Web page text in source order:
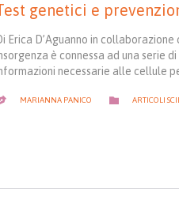
genetici e
Erica D’Aguanno in
è connessa ad una serie
necessarie alle cellule
MARIANNA PANICO  CATEGORY
ARTICOLI